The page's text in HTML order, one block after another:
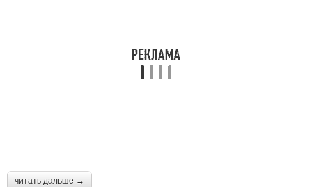
читать дальше →